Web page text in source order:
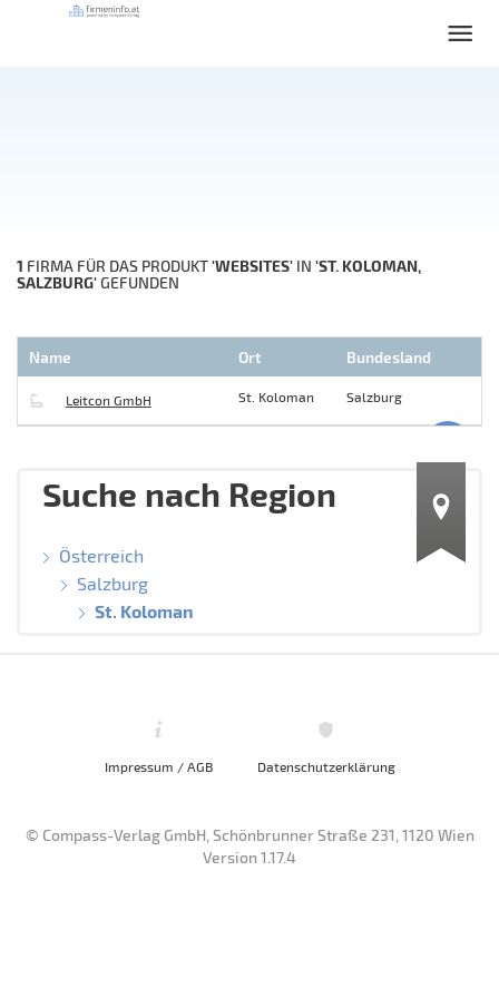
1 FIRMA FÜR DAS PRODUKT'WEBSITES' IN 'ST. KOLOMAN,
SALZBURG'GEFUNDEN
Name Ort Bundesland
Leitcon GmbH St. Koloman Salzburg
Suche nach Region
Österreich
Salzburg
St. Koloman
Impressum / AGB Datenschutzerklärung
© Compass-Verlag GmbH, Schönbrunner Straße 231, 1120 Wien
Version 1.17.4